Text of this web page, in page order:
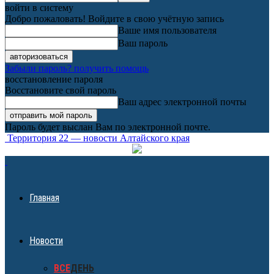
войти в систему
Добро пожаловать! Войдите в свою учётную запись
Ваше имя пользователя
Ваш пароль
Забыли пароль? получить помощь
восстановление пароля
Восстановите свой пароль
Ваш адрес электронной почты
Пароль будет выслан Вам по электронной почте.
Территория 22 — новости Алтайского края
Главная
Новости
ВСЕДЕНЬ